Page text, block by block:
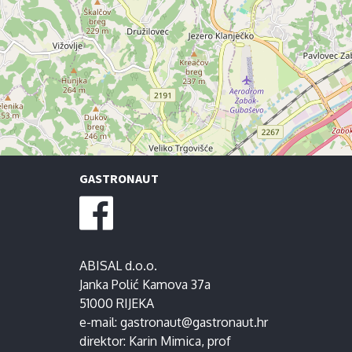
GASTRONAUT
ABISAL d.o.o.
Janka Polić Kamova 37a
51000 RIJEKA
e-mail: gastronaut@gastronaut.hr
direktor: Karin Mimica, prof